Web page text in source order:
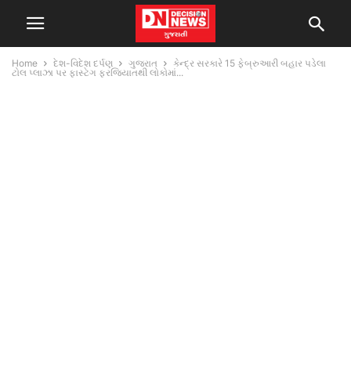
Home દેશ-વિદેશ દર્પણ ગુજરાત
કેન્દ્ર સરકારે 15 ફેબ્રુઆરી બહાર પડેલા
ટોલ પ્લાઝા પર ફાસ્ટેગ ફરજિયાતથી લોકોમાં...